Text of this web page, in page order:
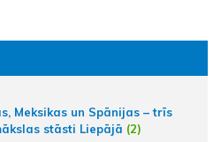
Meksikas un Spānijas – trīs
stāsti Liepājā (2)